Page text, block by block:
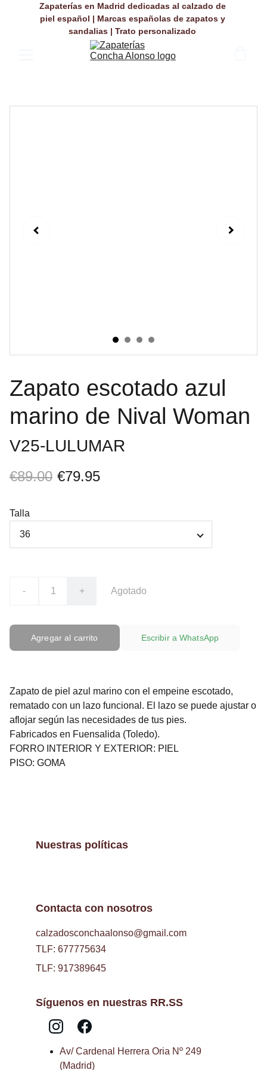
Zapaterías en Madrid dedicadas al calzado de
piel español | Marcas españolas de zapatos y
sandalias | Trato personalizado
Zapato escotado azul
marino de Nival Woman
V25-LULUMAR
€89.00 €79.95
Talla
- + Agotado
Agregar al carrito Escribir a WhatsApp
Zapato de piel azul marino con el empeine escotado,
rematado con un lazo funcional. El lazo se puede ajustar o
aflojar según las necesidades de tus pies.
Fabricados en Fuensalida (Toledo).
FORRO INTERIOR Y EXTERIOR: PIEL
PISO: GOMA
Contacta con nosotros
calzadosconchaalonso@gmail.com
Síguenos en nuestras RR.SS
Nuestras políticas
TLF: 677775634
TLF: 917389645
Av/ Cardenal Herrera Oria Nº 249
(Madrid)